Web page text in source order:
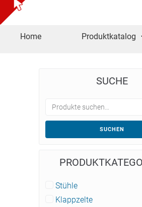
Home Produktkatalog
SUCHE
SUCHEN
Stühle
Klappzelte